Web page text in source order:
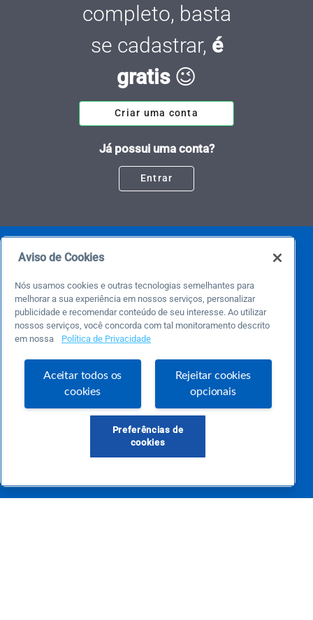
completo, basta
se cadastrar, é
gratis😉
Criar uma conta
Já possui uma conta?
Entrar
Este é um blog colaborativo.
O Sebrae não se responsabiliza pelo conteúdo publicado por terceiros.
pertinentes e temas específicos que se conecte com a realidade da sua empresa.
E claro, conte sempre com o Sebrae/PR, em todos os momentos de sua vida
Aviso de Cookies
Nós usamos cookies e outras tecnologias semelhantes para
melhorar a sua experiência em nossos serviços, personalizar
publicidade e recomendar conteúdo de seu interesse. Ao utilizar
nossos serviços, você concorda com tal monitoramento descrito
em nossa
Política de Privacidade
Aceitar todos os
cookies
Rejeitar cookies
opcionais
Preferências de
cookies